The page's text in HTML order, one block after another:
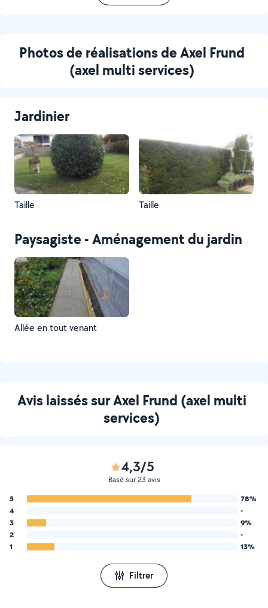
Photos de réalisations de Axel Frund
(axel multi services)
Jardinier
Taille Taille
Paysagiste - Aménagement du jardin
Allée en tout venant
Avis laissés sur Axel Frund (axel multi
services)
4,3/5
Basé sur 23 avis
5
78%
4
-
3
9%
2
-
1
13%
Filtrer